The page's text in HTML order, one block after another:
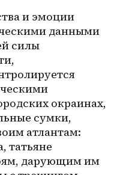
и эмоции
данными
силы
окраинах,
сумки,
атлантам:
татьяне
дарующим им